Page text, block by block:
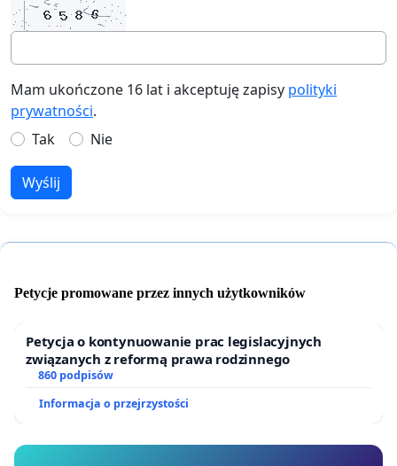
Mam ukończone 16 lat i akceptuję zapisy polityki
prywatności.
Tak
Nie
Wyślij
Petycje promowane przez innych użytkowników
Petycja o kontynuowanie prac legislacyjnych
związanych z reformą prawa rodzinnego
860 podpisów
Informacja o przejrzystości